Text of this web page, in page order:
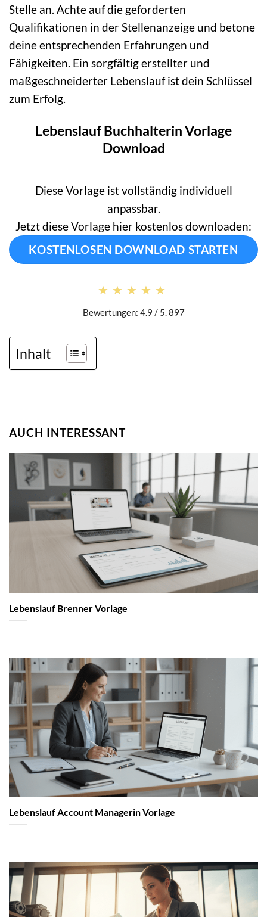
Stelle an. Achte auf die geforderten
Qualifikationen in der Stellenanzeige und betone
deine entsprechenden Erfahrungen und
Fähigkeiten. Ein sorgfältig erstellter und
maßgeschneiderter Lebenslauf ist dein Schlüssel
zum Erfolg.
Lebenslauf Buchhalterin Vorlage
Download
Diese Vorlage ist vollständig individuell
anpassbar.
Jetzt diese Vorlage hier kostenlos downloaden:
KOSTENLOSEN DOWNLOAD STARTEN
★★★★★
★★★★★
Bewertungen: 4.9 / 5. 897
Inhalt
AUCH INTERESSANT
Lebenslauf Brenner Vorlage
Lebenslauf Account Managerin Vorlage